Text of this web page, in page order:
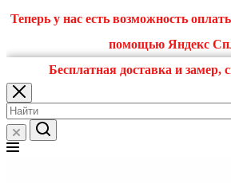
Теперь у нас есть возможность
помощью Яндекс
Бесплатная доставка и замер,